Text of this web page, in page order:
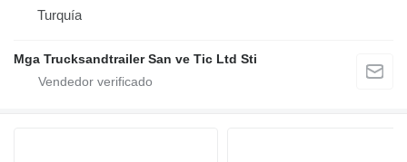
Turquía
Mga Trucksandtrailer San ve Tic Ltd Sti